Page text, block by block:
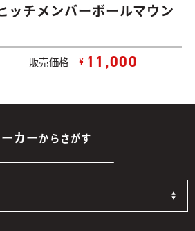
ッチメンバーボールマウン
販売価格 ¥ 11,000
カーからさがす